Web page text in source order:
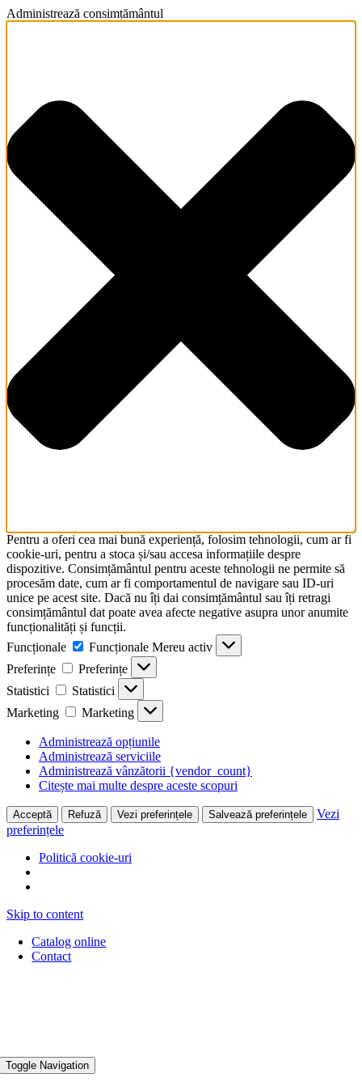
Administrează consimțământul
Pentru a oferi cea mai bună experiență, folosim tehnologii, cum ar fi
cookie-uri, pentru a stoca și/sau accesa informațiile despre
dispozitive. Consimțământul pentru aceste tehnologii ne permite să
procesăm date, cum ar fi comportamentul de navigare sau ID-uri
unice pe acest site. Dacă nu îți dai consimțământul sau îți retragi
consimțământul dat poate avea afecte negative asupra unor anumite
funcționalități și funcții.
Funcționale
Funcționale Mereu activ
Preferințe
Preferințe
Statistici
Statistici
Marketing
Marketing
Administrează opțiunile
Administrează serviciile
Administrează vânzătorii {vendor_count}
Citește mai multe despre aceste scopuri
Acceptă Refuză Vezi preferințele Salvează preferințele
Vezi
preferințele
Politică cookie-uri
Skip to content
Catalog online
Contact
Toggle Navigation